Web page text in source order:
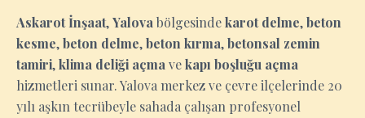
Askarot İnşaat,Yalova bölgesindekarot delme,beton
kesme,beton delme,beton kırma,betonsal zemin
tamiri,klima deliği açma vekapı boşluğu açma
hizmetleri sunar. Yalova merkez ve çevre ilçelerinde 20
yılı aşkın tecrübeyle sahada çalışan profesyonel